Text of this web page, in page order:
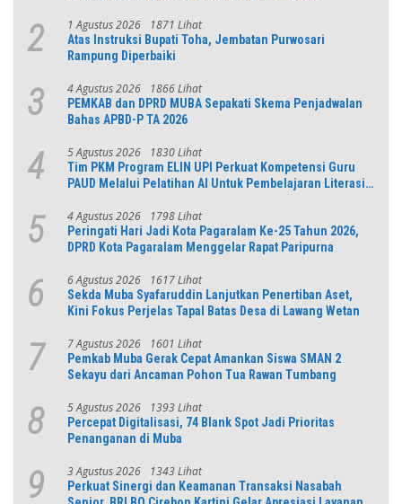
2 1 Agustus 2026 1871 Lihat
Atas Instruksi Bupati Toha, Jembatan Purwosari
Rampung Diperbaiki
3 4 Agustus 2026 1866 Lihat
PEMKAB dan DPRD MUBA Sepakati Skema Penjadwalan
Bahas APBD-P TA 2026
4 5 Agustus 2026 1830 Lihat
Tim PKM Program ELIN UPI Perkuat Kompetensi Guru
PAUD Melalui Pelatihan AI Untuk Pembelajaran Literasi
5 4 Agustus 2026 1798 Lihat
Peringati Hari Jadi Kota Pagaralam Ke-25 Tahun 2026,
DPRD Kota Pagaralam Menggelar Rapat Paripurna
6 6 Agustus 2026 1617 Lihat
Sekda Muba Syafaruddin Lanjutkan Penertiban Aset,
Kini Fokus Perjelas Tapal Batas Desa di Lawang Wetan
7 7 Agustus 2026 1601 Lihat
Pemkab Muba Gerak Cepat Amankan Siswa SMAN 2
Sekayu dari Ancaman Pohon Tua Rawan Tumbang
8 5 Agustus 2026 1393 Lihat
Percepat Digitalisasi, 74 Blank Spot Jadi Prioritas
Penanganan di Muba
9 3 Agustus 2026 1343 Lihat
Perkuat Sinergi dan Keamanan Transaksi Nasabah